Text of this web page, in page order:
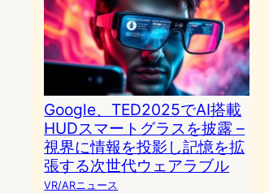
Google、TED2025でAI搭載
HUDスマートグラスを披露 –
視界に情報を投影し記憶を拡
張する次世代ウェアラブル
VR/ARニュース